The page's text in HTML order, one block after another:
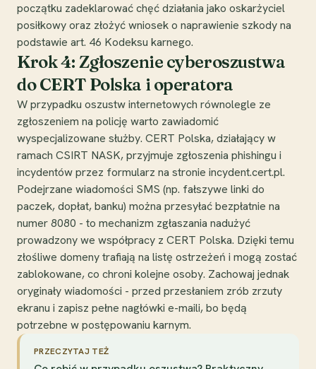
początku zadeklarować chęć działania jako oskarżyciel
posiłkowy oraz złożyć wniosek o naprawienie szkody na
podstawie art. 46 Kodeksu karnego.
Krok 4: Zgłoszenie cyberoszustwa
do CERT Polska i operatora
W przypadku oszustw internetowych równolegle ze
zgłoszeniem na policję warto zawiadomić
wyspecjalizowane służby. CERT Polska, działający w
ramach CSIRT NASK, przyjmuje zgłoszenia phishingu i
incydentów przez formularz na stronie incydent.cert.pl.
Podejrzane wiadomości SMS (np. fałszywe linki do
paczek, dopłat, banku) można przesyłać bezpłatnie na
numer 8080 - to mechanizm zgłaszania nadużyć
prowadzony we współpracy z CERT Polska. Dzięki temu
złośliwe domeny trafiają na listę ostrzeżeń i mogą zostać
zablokowane, co chroni kolejne osoby. Zachowaj jednak
oryginały wiadomości - przed przesłaniem zrób zrzuty
ekranu i zapisz pełne nagłówki e-maili, bo będą
potrzebne w postępowaniu karnym.
PRZECZYTAJ TEŻ